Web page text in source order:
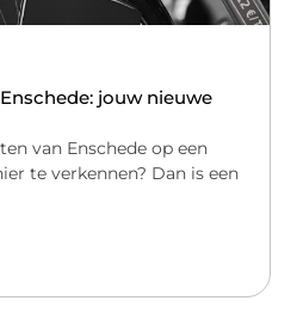
jouw nieuwe
van Enschede op een
te verkennen? Dan is een